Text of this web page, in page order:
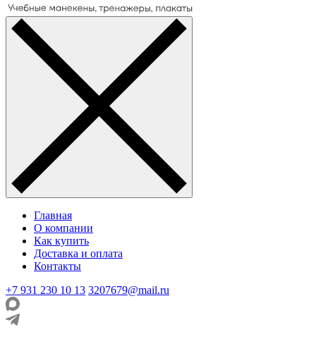
Главная
О компании
Как купить
Доставка и оплата
Контакты
+7 931 230 10 13 3207679@mail.ru